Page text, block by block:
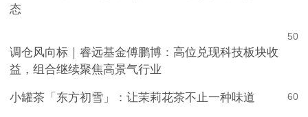
态
0
5
调仓风向标｜睿远基金傅鹏博：高位兑现科技板块收
益，组合继续聚焦高景气行业
0
6
小罐茶「东方初雪」：让茉莉花茶不止一种味道